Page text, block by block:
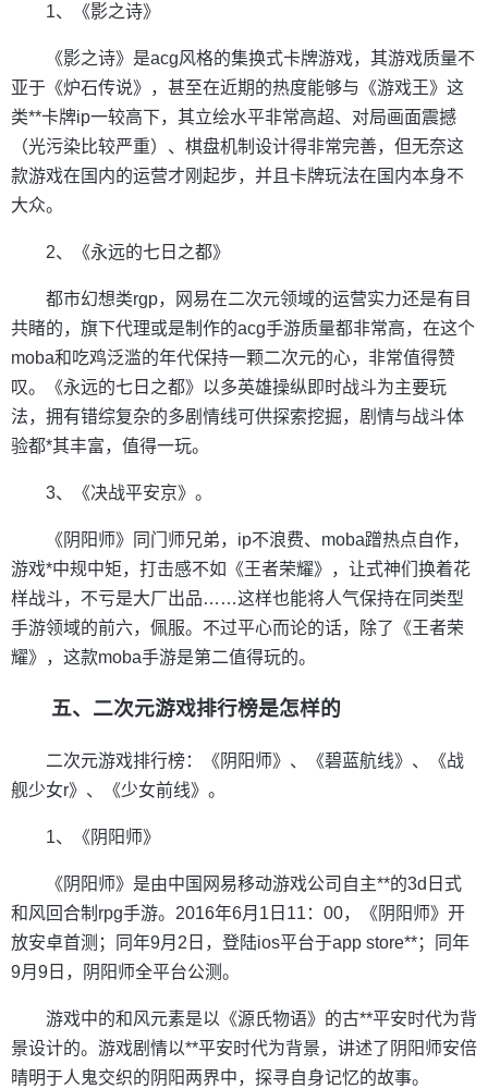
1、《影之诗》
《影之诗》是acg风格的集换式卡牌游戏，其游戏质量不
亚于《炉石传说》，甚至在近期的热度能够与《游戏王》这
类**卡牌ip一较高下，其立绘水平非常高超、对局画面震撼
（光污染比较严重）、棋盘机制设计得非常完善，但无奈这
款游戏在国内的运营才刚起步，并且卡牌玩法在国内本身不
大众。
2、《永远的七日之都》
都市幻想类rgp，网易在二次元领域的运营实力还是有目
共睹的，旗下代理或是制作的acg手游质量都非常高，在这个
moba和吃鸡泛滥的年代保持一颗二次元的心，非常值得赞
叹。《永远的七日之都》以多英雄操纵即时战斗为主要玩
法，拥有错综复杂的多剧情线可供探索挖掘，剧情与战斗体
验都*其丰富，值得一玩。
3、《决战平安京》。
《阴阳师》同门师兄弟，ip不浪费、moba蹭热点自作，
游戏*中规中矩，打击感不如《王者荣耀》，让式神们换着花
样战斗，不亏是大厂出品……这样也能将人气保持在同类型
手游领域的前六，佩服。不过平心而论的话，除了《王者荣
耀》，这款moba手游是第二值得玩的。
五、二次元游戏排行榜是怎样的
二次元游戏排行榜：《阴阳师》、《碧蓝航线》、《战
舰少女r》、《少女前线》。
1、《阴阳师》
《阴阳师》是由中国网易移动游戏公司自主**的3d日式
和风回合制rpg手游。2016年6月1日11：00，《阴阳师》开
放安卓首测；同年9月2日，登陆ios平台于app store**；同年
9月9日，阴阳师全平台公测。
游戏中的和风元素是以《源氏物语》的古**平安时代为背
景设计的。游戏剧情以**平安时代为背景，讲述了阴阳师安倍
晴明于人鬼交织的阴阳两界中，探寻自身记忆的故事。